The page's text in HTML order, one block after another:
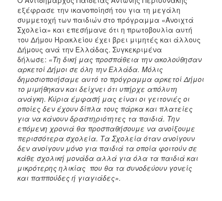
εξέφρασε την ικανοποίησή του για τη μεγάλη
συμμετοχή των παιδιών στο πρόγραμμα «Ανοιχτά
Σχολεία» και επεσήμανε ότι η πρωτοβουλία αυτή
του Δήμου Ηρακλείου έχει βρει μιμητές και άλλους
Δήμους ανά την Ελλάδας. Συγκεκριμένα
δήλωσε: «Τη δική μας προσπάθεια την ακολούθησαν
αρκετοί Δήμοι σε όλη την Ελλάδα. Μόλις
δημοσιοποιήσαμε αυτό το πρόγραμμα αρκετοί Δήμοι
το μιμήθηκαν και δείχνει ότι υπήρχε απόλυτη
ανάγκη. Κύρια έμφασή μας είναι οι γειτονιές οι
οποίες δεν έχουν δίπλα τους πάρκα και πλατείες
για να κάνουν δραστηριότητες τα παιδιά. Την
επόμενη χρονιά θα προσπαθήσουμε να ανοίξουμε
περισσότερα σχολεία. Τα Σχολεία όταν ανοίγουν
δεν ανοίγουν μόνο για παιδιά τα οποία φοιτούν σε
κάθε σχολική μονάδα αλλά για όλα τα παιδιά και
μικρότερης ηλικίας που θα τα συνοδεύουν γονείς
και παππούδες ή γιαγιάδες».